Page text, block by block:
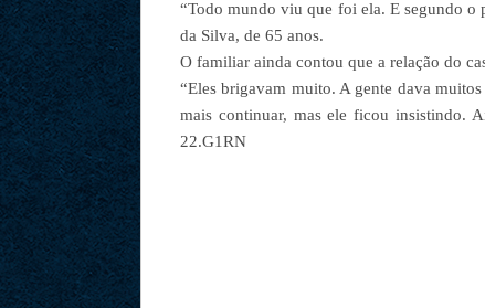
“Todo mundo viu que foi ela. E segundo o
da Silva, de 65 anos.
O familiar ainda contou que a relação do
“Eles brigavam muito. A gente dava
mais continuar, mas ele ficou insistindo.
22.G1RN